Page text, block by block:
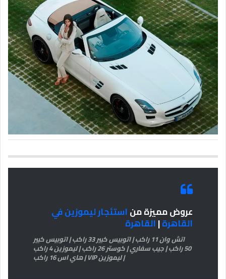
عروض مميزة مناستئجار ليموزين في
القاهرة|القاهرة
اتش وان 11 راكب | اتوبيس كبير 33 راكب | اتوبيس كبير
50 راكب | جيب سفاري | كوستر 26 راكب | ليموزين 4 راكب
| ليموزين VIP | هاي اس 16 راكب